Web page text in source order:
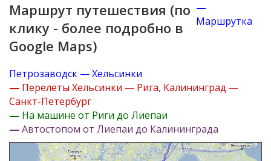
Маршрут путешествия (по
клику - более подробно в
Google Maps)
—
Маршрутка
Петрозаводск — Хельсинки
— Перелеты Хельсинки — Рига, Калининград —
Санкт-Петербург
— На машине от Риги до Лиепаи
— Автостопом от Лиепаи до Калининграда